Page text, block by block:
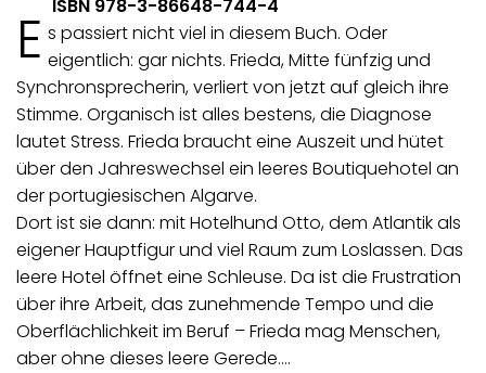
ISBN 978-3-86648-744-4
E s passiert nicht viel in diesem Buch. Oder
eigentlich: gar nichts. Frieda, Mitte fünfzig und
Synchronsprecherin, verliert von jetzt auf gleich ihre
Stimme. Organisch ist alles bestens, die Diagnose
lautet Stress. Frieda braucht eine Auszeit und hütet
über den Jahreswechsel ein leeres Boutiquehotel an
der portugiesischen Algarve.
Dort ist sie dann: mit Hotelhund Otto, dem Atlantik als
eigener Hauptfigur und viel Raum zum Loslassen. Das
leere Hotel öffnet eine Schleuse. Da ist die Frustration
über ihre Arbeit, das zunehmende Tempo und die
Oberflächlichkeit im Beruf – Frieda mag Menschen,
aber ohne dieses leere Gerede.…